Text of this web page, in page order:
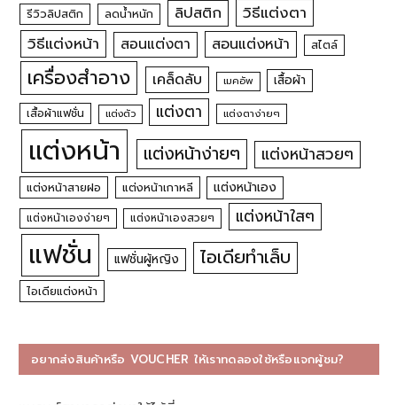
รีวิวลิปสติก ลดน้ำหนัก ลิปสติก
วิธีแต่งตา
วิธีแต่งหน้า
สอนแต่งตา สอนแต่งหน้า สไตล์
เครื่องสำอาง เคล็ดลับ เมคอัพ เสื้อผ้า
เสื้อผ้าแฟชั่น แต่งตัว แต่งตา แต่งตาง่ายๆ
แต่งหน้า แต่งหน้าง่ายๆ แต่งหน้าสวยๆ
แต่งหน้าสายฝอ แต่งหน้าเกาหลี แต่งหน้าเอง
แต่งหน้าเองง่ายๆ แต่งหน้าเองสวยๆ แต่งหน้าใสๆ
แฟชั่น แฟชั่นผู้หญิง ไอเดียทำเล็บ
ไอเดียแต่งหน้า
อยากส่งสินค้าหรือ VOUCHER ให้เราทดลองใช้หรือแจกผู้ชม?